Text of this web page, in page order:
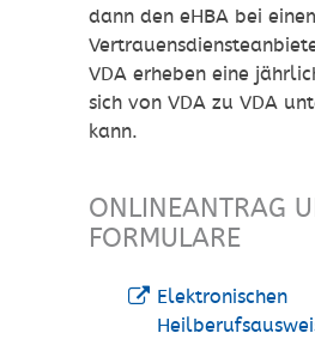
dann den eHBA bei
VDA erheben eine
sich von VDA zu VDA
kann.
ONLINEANTRAG
FORMULARE
Elektronischen